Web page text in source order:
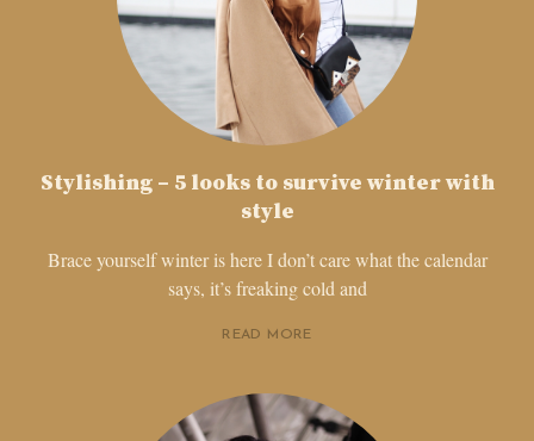
Stylishing – 5 looks to survive winter with
style
Brace yourself winter is here I don’t care what the calendar
says, it’s freaking cold and
READ MORE